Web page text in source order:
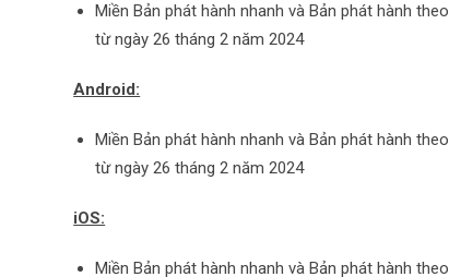
Miền Bản phát hành nhanh và Bản phát hành
từ ngày 26 tháng 2 năm 2024
Android:
Miền Bản phát hành nhanh và Bản phát hành
từ ngày 26 tháng 2 năm 2024
iOS:
Miền Bản phát hành nhanh và Bản phát hành